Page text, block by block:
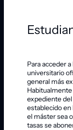
Para acceder
universitario
general más
expediente
establecido en
el máster sea
tasas se